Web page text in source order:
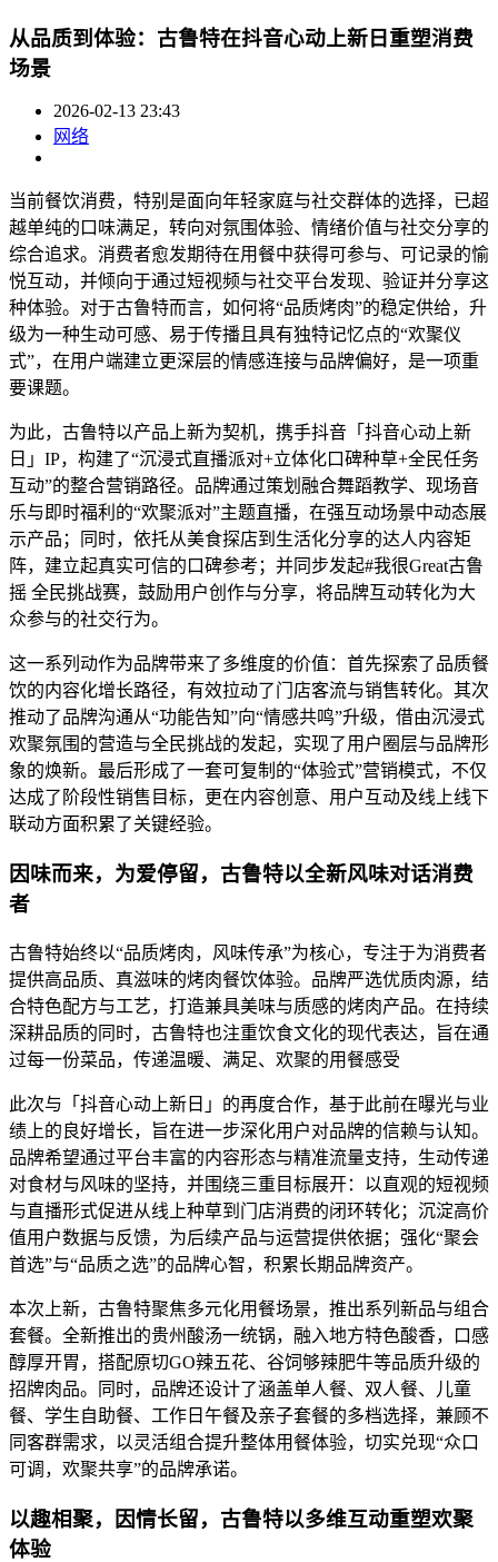
从品质到体验：古鲁特在抖音心动上新日重塑消费
场景
2026-02-13 23:43
网络
当前餐饮消费，特别是面向年轻家庭与社交群体的选择，已超
越单纯的口味满足，转向对氛围体验、情绪价值与社交分享的
综合追求。消费者愈发期待在用餐中获得可参与、可记录的愉
悦互动，并倾向于通过短视频与社交平台发现、验证并分享这
种体验。对于古鲁特而言，如何将“品质烤肉”的稳定供给，升
级为一种生动可感、易于传播且具有独特记忆点的“欢聚仪
式”，在用户端建立更深层的情感连接与品牌偏好，是一项重
要课题。
为此，古鲁特以产品上新为契机，携手抖音「抖音心动上新
日」IP，构建了“沉浸式直播派对+立体化口碑种草+全民任务
互动”的整合营销路径。品牌通过策划融合舞蹈教学、现场音
乐与即时福利的“欢聚派对”主题直播，在强互动场景中动态展
示产品；同时，依托从美食探店到生活化分享的达人内容矩
阵，建立起真实可信的口碑参考；并同步发起#我很Great古鲁
摇 全民挑战赛，鼓励用户创作与分享，将品牌互动转化为大
众参与的社交行为。
这一系列动作为品牌带来了多维度的价值：首先探索了品质餐
饮的内容化增长路径，有效拉动了门店客流与销售转化。其次
推动了品牌沟通从“功能告知”向“情感共鸣”升级，借由沉浸式
欢聚氛围的营造与全民挑战的发起，实现了用户圈层与品牌形
象的焕新。最后形成了一套可复制的“体验式”营销模式，不仅
达成了阶段性销售目标，更在内容创意、用户互动及线上线下
联动方面积累了关键经验。
因味而来，为爱停留，古鲁特以全新风味对话消费
者
古鲁特始终以“品质烤肉，风味传承”为核心，专注于为消费者
提供高品质、真滋味的烤肉餐饮体验。品牌严选优质肉源，结
合特色配方与工艺，打造兼具美味与质感的烤肉产品。在持续
深耕品质的同时，古鲁特也注重饮食文化的现代表达，旨在通
过每一份菜品，传递温暖、满足、欢聚的用餐感受
此次与「抖音心动上新日」的再度合作，基于此前在曝光与业
绩上的良好增长，旨在进一步深化用户对品牌的信赖与认知。
品牌希望通过平台丰富的内容形态与精准流量支持，生动传递
对食材与风味的坚持，并围绕三重目标展开：以直观的短视频
与直播形式促进从线上种草到门店消费的闭环转化；沉淀高价
值用户数据与反馈，为后续产品与运营提供依据；强化“聚会
首选”与“品质之选”的品牌心智，积累长期品牌资产。
本次上新，古鲁特聚焦多元化用餐场景，推出系列新品与组合
套餐。全新推出的贵州酸汤一统锅，融入地方特色酸香，口感
醇厚开胃，搭配原切GO辣五花、谷饲够辣肥牛等品质升级的
招牌肉品。同时，品牌还设计了涵盖单人餐、双人餐、儿童
餐、学生自助餐、工作日午餐及亲子套餐的多档选择，兼顾不
同客群需求，以灵活组合提升整体用餐体验，切实兑现“众口
可调，欢聚共享”的品牌承诺。
以趣相聚，因情长留，古鲁特以多维互动重塑欢聚
体验